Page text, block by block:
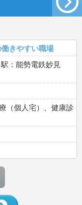
きやすい職場
：能勢電鉄妙見
（個人宅）、健康診